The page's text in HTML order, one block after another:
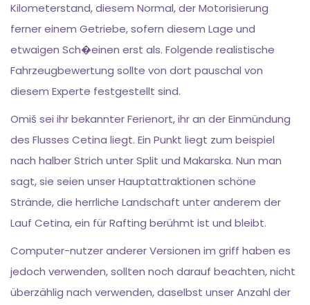
Kilometerstand, diesem Normal, der Motorisierung
ferner einem Getriebe, sofern diesem Lage und
etwaigen Sch�einen erst als. Folgende realistische
Fahrzeugbewertung sollte von dort pauschal von
diesem Experte festgestellt sind.
Omiš sei ihr bekannter Ferienort, ihr an der Einmündung
des Flusses Cetina liegt. Ein Punkt liegt zum beispiel
nach halber Strich unter Split und Makarska. Nun man
sagt, sie seien unser Hauptattraktionen schöne
Strände, die herrliche Landschaft unter anderem der
Lauf Cetina, ein für Rafting berühmt ist und bleibt.
Computer-nutzer anderer Versionen im griff haben es
jedoch verwenden, sollten noch darauf beachten, nicht
überzählig nach verwenden, daselbst unser Anzahl der